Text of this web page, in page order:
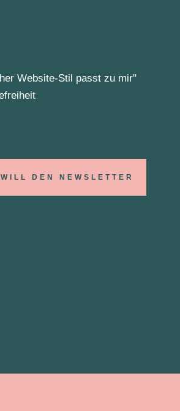
Website-Stil passt zu mir"
DEN NEWSLETTER